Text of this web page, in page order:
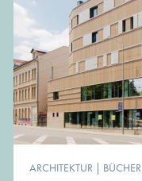
ARCHITEKTUR | BÜCHER